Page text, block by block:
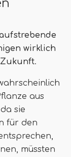
wirklich
.
aus
sie
für den
müssten